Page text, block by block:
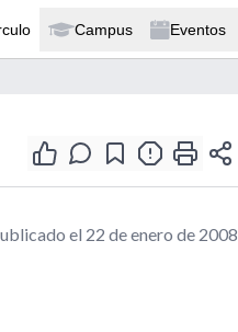
Campus Eventos
el 22 de enero de 2008